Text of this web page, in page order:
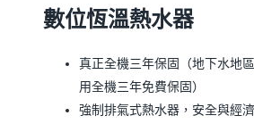
數位恆溫熱水器
真正全機三年保固（地下水地
用全機三年免費保固）
強制排氣式熱水器，安全與經